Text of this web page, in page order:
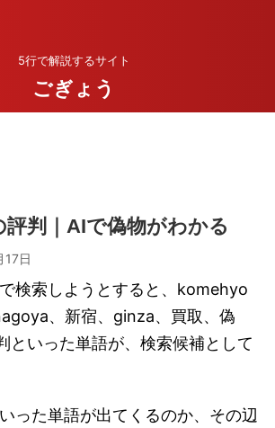
5行で解説するサイト
ごぎょう
評判｜AIで偽物がわかる
17日
で検索しようとすると、komehyo
、新宿、ginza、買取、偽
といった単語が、検索候補として
った単語が出てくるのか、その辺